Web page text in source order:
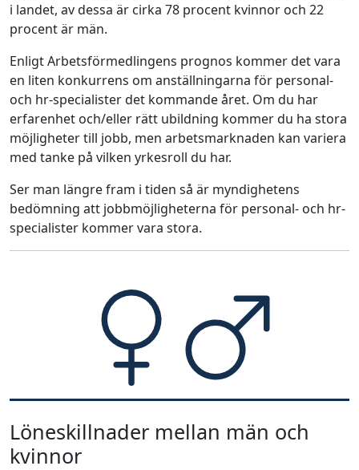
i landet, av dessa är cirka 78 procent kvinnor och 22
procent är män.
Enligt Arbetsförmedlingens prognos kommer det vara
en liten konkurrens om anställningarna för personal-
och hr-specialister det kommande året. Om du har
erfarenhet och/eller rätt ubildning kommer du ha stora
möjligheter till jobb, men arbetsmarknaden kan variera
med tanke på vilken yrkesroll du har.
Ser man längre fram i tiden så är myndighetens
bedömning att jobbmöjligheterna för personal- och hr-
specialister kommer vara stora.
Löneskillnader mellan män och
kvinnor